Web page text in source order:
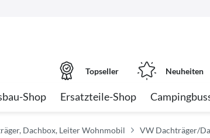
Topseller Neuheiten
Shop Ersatzteile-Shop
Dachbox, Leiter Wohnmobil VW Dachträger/